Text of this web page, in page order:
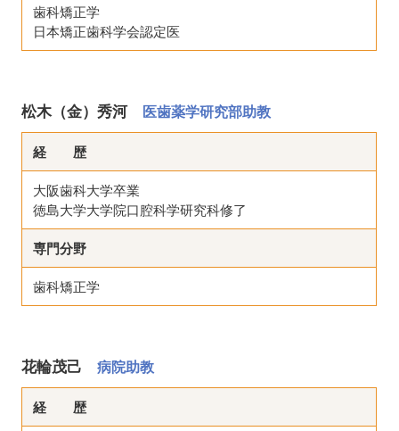
歯科矯正学
日本矯正歯科学会認定医
松木（金）秀河 医歯薬学研究部助教
経 歴
大阪歯科大学卒業
徳島大学大学院口腔科学研究科修了
専門分野
歯科矯正学
花輪茂己病院助教
経 歴